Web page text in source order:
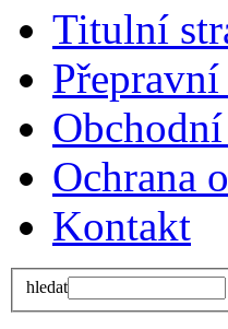
Titulní
Ochrana
Kontakt
hledat